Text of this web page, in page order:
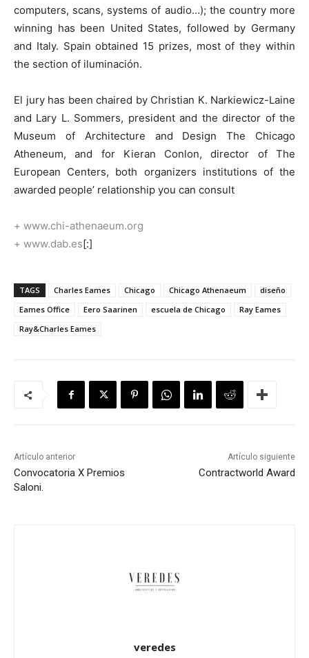
computers, scans, systems of audio…); the country more
winning has been United States, followed by Germany
and Italy. Spain obtained 15 prizes, most of they within
the section of iluminación.
El jury has been chaired by Christian K. Narkiewicz-Laine
and Lary L. Sommers, president and the director of the
Museum of Architecture and Design The Chicago
Atheneum, and for Kieran Conlon, director of The
European Centers, both organizers institutions of the
awarded people’ relationship you can consult
+ www.chi-athenaeum.org
+ www.dab.es[:]
TAGS Charles Eames Chicago Chicago Athenaeum
diseño
Eames Office
Eero Saarinen escuela de Chicago
Ray Eames
Ray&Charles Eames
Artículo anterior
Convocatoria X Premios
Saloni.
Artículo siguiente
Contractworld Award
veredes